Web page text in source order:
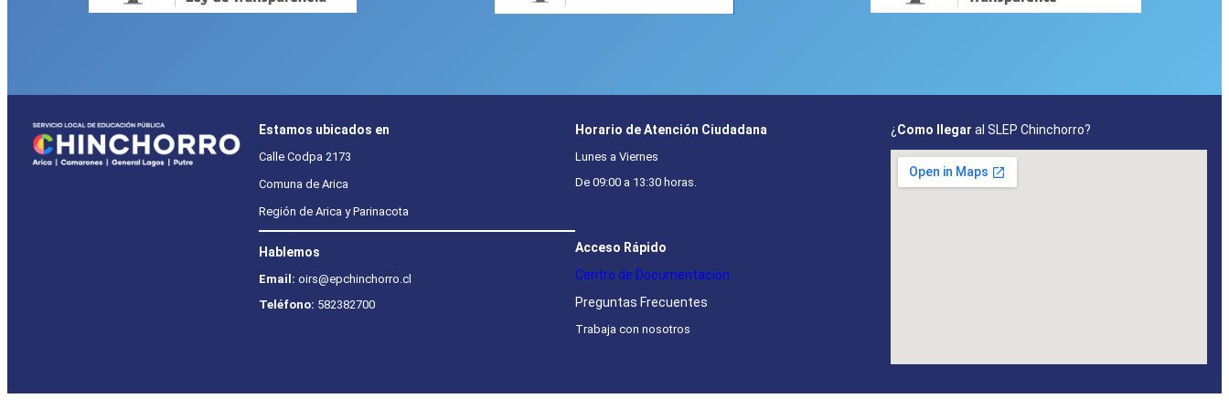
Estamos ubicados en
Calle Codpa 2173
Comuna de Arica
Región de Arica y Parinacota
Hablemos
Email:oirs@epchinchorro.cl
Teléfono: 582382700
Horario de Atención Ciudadana
Lunes a Viernes
De 09:00 a 13:30 horas.
Acceso Rápido
Centro de Documentación
Preguntas Frecuentes
Trabaja con nosotros
¿ Como llegar al SLEP Chinchorro?